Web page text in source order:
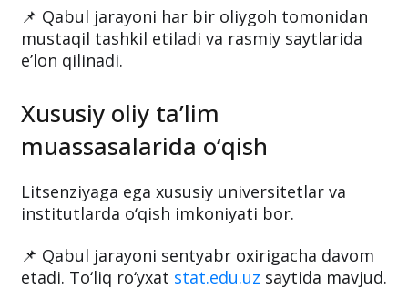
📌 Qabul jarayoni har bir oliygoh tomonidan
mustaqil tashkil etiladi va rasmiy saytlarida
e’lon qilinadi.
Xususiy oliy ta’lim
muassasalarida o‘qish
Litsenziyaga ega xususiy universitetlar va
institutlarda o‘qish imkoniyati bor.
📌 Qabul jarayoni sentyabr oxirigacha davom
etadi. To‘liq ro‘yxat stat.edu.uz saytida mavjud.